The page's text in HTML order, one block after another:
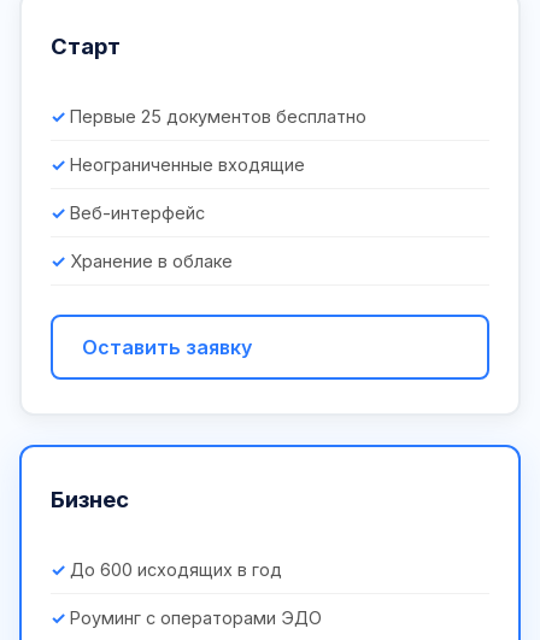
Старт
Первые 25 документов бесплатно
Неограниченные входящие
Веб-интерфейс
Хранение в облаке
Оставить заявку
Бизнес
До 600 исходящих в год
Роуминг с операторами ЭДО